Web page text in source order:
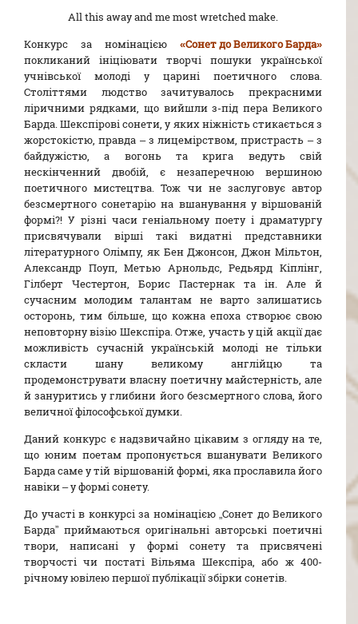
All this away and me most wretched make.
Конкурс за номінацією
«Сонет до Великого Барда»
покликаний ініціювати творчі пошуки української
учнівської молоді у царині поетичного слова.
Століттями людство зачитувалось прекрасними
ліричними рядками, що вийшли з-під пера Великого
Барда. Шекспірові сонети, у яких ніжність стикається з
жорстокістю, правда – з лицемірством, пристрасть – з
байдужістю, а вогонь та крига ведуть свій
нескінченний двобій, є незаперечною вершиною
поетичного мистецтва. Тож чи не заслуговує автор
безсмертного сонетарію на вшанування у віршованій
формі?! У різні часи геніальному поету і драматургу
присвячували вірші такі видатні представники
літературного Олімпу, як Бен Джонсон, Джон Мільтон,
Александр Поуп, Метью Арнольдс, Редьярд Кіплінг,
Гілберт Честертон, Борис Пастернак та ін. Але й
сучасним молодим талантам не варто залишатись
осторонь, тим більше, що кожна епоха створює свою
неповторну візію Шекспіра. Отже, участь у цій акції дає
можливість сучасній українській молоді не тільки
скласти шану великому англійцю та
продемонструвати власну поетичну майстерність, але
й зануритись у глибини його безсмертного слова, його
величної філософської думки.
Даний конкурс є надзвичайно цікавим з огляду на те,
що юним поетам пропонується вшанувати Великого
Барда саме у тій віршованій формі, яка прославила його
навіки – у формі сонету.
До участі в конкурсі за номінацією „Сонет до Великого
Барда” приймаються оригінальні авторські поетичні
твори, написані у формі сонету та присвячені
творчості чи постаті Вільяма Шекспіра, або ж 400-
річному ювілею першої публікації збірки сонетів.